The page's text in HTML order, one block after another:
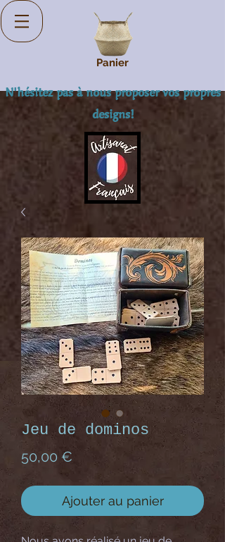
Panier
N'hésitez pas à nous proposer vos propres
designs!
Jeu de dominos
50,00 €
Ajouter au panier